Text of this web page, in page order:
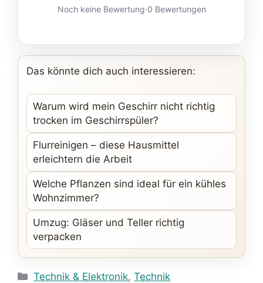
Noch keine Bewertung·0 Bewertungen
Das könnte dich auch interessieren:
Warum wird mein Geschirr nicht richtig
trocken im Geschirrspüler?
Flurreinigen – diese Hausmittel
erleichtern die Arbeit
Welche Pflanzen sind ideal für ein kühles
Wohnzimmer?
Umzug: Gläser und Teller richtig
verpacken
Kategorien
Technik & Elektronik,Technik